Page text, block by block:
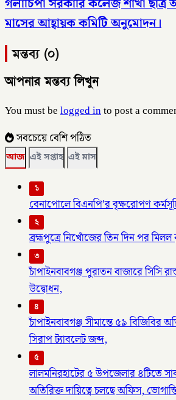
মাসের আহ্বায়ক কমিটি অনুমোদন।
মন্তব্য (০)
আপনার মন্তব্য লিখুন
You must belogged into post a
সবচেয়ে বেশি পঠিত
আজ এই সপ্তাহ এই মাস
১
বেনাপোলে বিএনপি’র বৃক্ষরোপণ
২
ব্রহ্মপুত্রে নিখোঁজের তিন দিন পর
৩
চাঁপাইনবাবগঞ্জ পুরাতন বাজারে সিসি
উদ্বোধন,
৪
চাঁপাইনবাবগঞ্জ সীমান্তে ৫৯ বিজিবির
সিরাপ ট্যাবলেট জব্দ,
৫
লালমনিরহাটের ৫ উপজেলার ৪টিতে
অতিরিক্ত দায়িত্বে চলছে অফিস,